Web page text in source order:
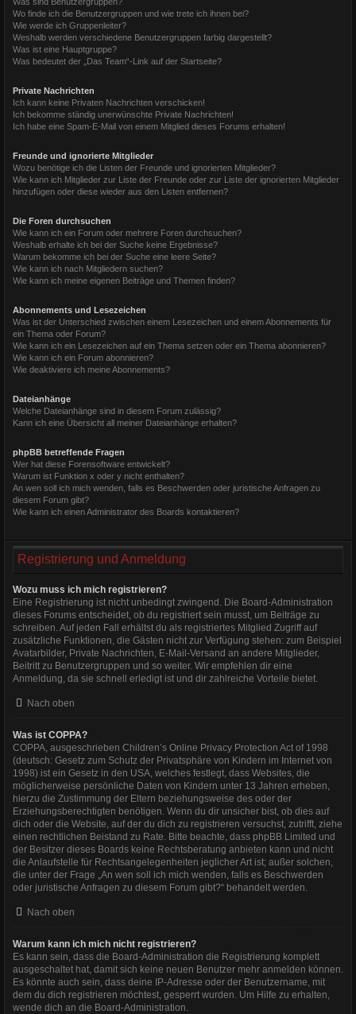
Wo finde ich die Benutzergruppen und wie trete ich ihnen bei?
Wie werde ich Gruppenleiter?
Weshalb werden verschiedene Benutzergruppen farbig dargestellt?
Was ist eine Hauptgruppe?
Was bedeutet der „Das Team“-Link auf der Startseite?
Private Nachrichten
Ich kann keine Privaten Nachrichten verschicken!
Ich bekomme ständig unerwünschte Private Nachrichten!
Ich habe eine Spam-E-Mail von einem Mitglied dieses Forums erhalten!
Freunde und ignorierte Mitglieder
Wozu benötige ich die Listen der Freunde und ignorierten Mitglieder?
Wie kann ich Mitglieder zur Liste der Freunde oder zur Liste der ignorierten Mitglieder
hinzufügen oder diese wieder aus den Listen entfernen?
Die Foren durchsuchen
Wie kann ich ein Forum oder mehrere Foren durchsuchen?
Weshalb erhalte ich bei der Suche keine Ergebnisse?
Warum bekomme ich bei der Suche eine leere Seite?
Wie kann ich nach Mitgliedern suchen?
Wie kann ich meine eigenen Beiträge und Themen finden?
Abonnements und Lesezeichen
Was ist der Unterschied zwischen einem Lesezeichen und einem Abonnements für
ein Thema oder Forum?
Wie kann ich ein Lesezeichen auf ein Thema setzen oder ein Thema abonnieren?
Wie kann ich ein Forum abonnieren?
Wie deaktiviere ich meine Abonnements?
Dateianhänge
Welche Dateianhänge sind in diesem Forum zulässig?
Kann ich eine Übersicht all meiner Dateianhänge erhalten?
phpBB betreffende Fragen
Wer hat diese Forensoftware entwickelt?
Warum ist Funktion x oder y nicht enthalten?
An wen soll ich mich wenden, falls es Beschwerden oder juristische Anfragen zu
diesem Forum gibt?
Wie kann ich einen Administrator des Boards kontaktieren?
Registrierung und Anmeldung
Wozu muss ich mich registrieren?
Eine Registrierung ist nicht unbedingt zwingend. Die Board-Administration
dieses Forums entscheidet, ob du registriert sein musst, um Beiträge zu
schreiben. Auf jeden Fall erhältst du als registriertes Mitglied Zugriff auf
zusätzliche Funktionen, die Gästen nicht zur Verfügung stehen: zum Beispiel
Avatarbilder, Private Nachrichten, E-Mail-Versand an andere Mitglieder,
Beitritt zu Benutzergruppen und so weiter. Wir empfehlen dir eine
Anmeldung, da sie schnell erledigt ist und dir zahlreiche Vorteile bietet.
Nach oben
Was ist COPPA?
COPPA, ausgeschrieben Children’s Online Privacy Protection Act of 1998
(deutsch: Gesetz zum Schutz der Privatsphäre von Kindern im Internet von
1998) ist ein Gesetz in den USA, welches festlegt, dass Websites, die
möglicherweise persönliche Daten von Kindern unter 13 Jahren erheben,
hierzu die Zustimmung der Eltern beziehungsweise des oder der
Erziehungsberechtigten benötigen. Wenn du dir unsicher bist, ob dies auf
dich oder die Website, auf der du dich zu registrieren versuchst, zutrifft, ziehe
einen rechtlichen Beistand zu Rate. Bitte beachte, dass phpBB Limited und
der Besitzer dieses Boards keine Rechtsberatung anbieten kann und nicht
die Anlaufstelle für Rechtsangelegenheiten jeglicher Art ist; außer solchen,
die unter der Frage „An wen soll ich mich wenden, falls es Beschwerden
oder juristische Anfragen zu diesem Forum gibt?“ behandelt werden.
Nach oben
Warum kann ich mich nicht registrieren?
Es kann sein, dass die Board-Administration die Registrierung komplett
ausgeschaltet hat, damit sich keine neuen Benutzer mehr anmelden können.
Es könnte auch sein, dass deine IP-Adresse oder der Benutzername, mit
dem du dich registrieren möchtest, gesperrt wurden. Um Hilfe zu erhalten,
wende dich an die Board-Administration.